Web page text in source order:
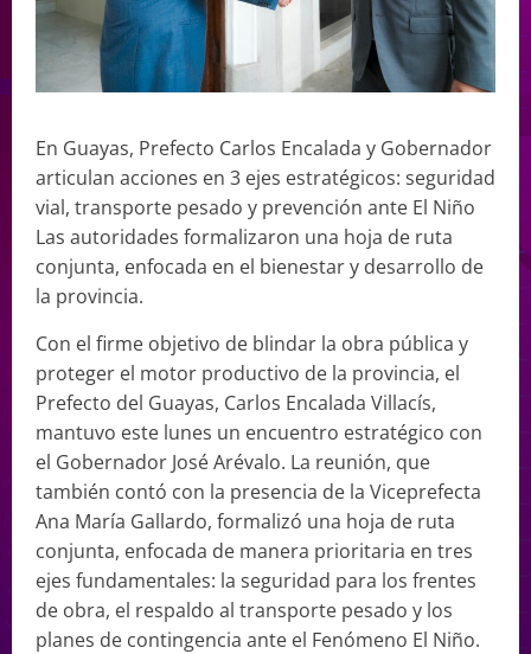
En Guayas, Prefecto Carlos Encalada y Gobernador
articulan acciones en 3 ejes estratégicos: seguridad
vial, transporte pesado y prevención ante El Niño
Las autoridades formalizaron una hoja de ruta
conjunta, enfocada en el bienestar y desarrollo de
la provincia.
Con el firme objetivo de blindar la obra pública y
proteger el motor productivo de la provincia, el
Prefecto del Guayas, Carlos Encalada Villacís,
mantuvo este lunes un encuentro estratégico con
el Gobernador José Arévalo. La reunión, que
también contó con la presencia de la Viceprefecta
Ana María Gallardo, formalizó una hoja de ruta
conjunta, enfocada de manera prioritaria en tres
ejes fundamentales: la seguridad para los frentes
de obra, el respaldo al transporte pesado y los
planes de contingencia ante el Fenómeno El Niño.